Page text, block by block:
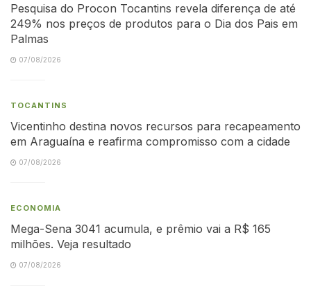
Pesquisa do Procon Tocantins revela diferença de até
249% nos preços de produtos para o Dia dos Pais em
Palmas
07/08/2026
TOCANTINS
Vicentinho destina novos recursos para recapeamento
em Araguaína e reafirma compromisso com a cidade
07/08/2026
ECONOMIA
Mega-Sena 3041 acumula, e prêmio vai a R$ 165
milhões. Veja resultado
07/08/2026